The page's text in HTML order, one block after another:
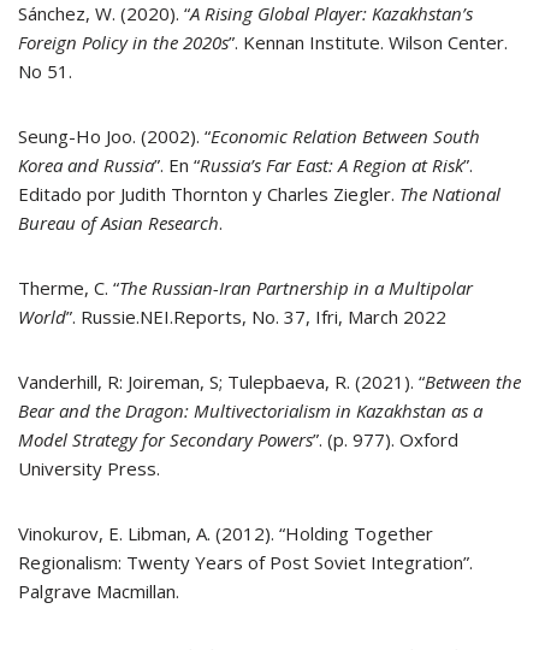
Sánchez, W. (2020). “A Rising Global Player: Kazakhstan’s
Foreign Policy in the 2020s”. Kennan Institute. Wilson Center.
No 51.
Seung-Ho Joo. (2002). “Economic Relation Between South
Korea and Russia”. En “Russia’s Far East: A Region at Risk”.
Editado por Judith Thornton y Charles Ziegler. The National
Bureau of Asian Research.
Therme, C. “The Russian-Iran Partnership in a Multipolar
World”. Russie.NEI.Reports, No. 37, Ifri, March 2022
Vanderhill, R: Joireman, S; Tulepbaeva, R. (2021). “Between the
Bear and the Dragon: Multivectorialism in Kazakhstan as a
Model Strategy for Secondary Powers”. (p. 977). Oxford
University Press.
Vinokurov, E. Libman, A. (2012). “Holding Together
Regionalism: Twenty Years of Post Soviet Integration”.
Palgrave Macmillan.